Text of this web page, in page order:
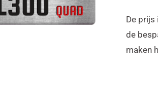
De prijs
de
maken